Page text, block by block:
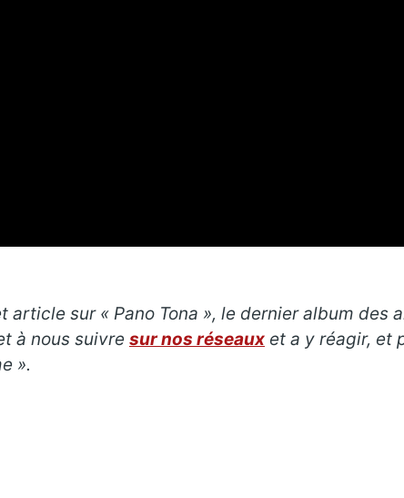
sur « Pano Tona », le dernier album des
à nous suivre sur nos réseaux et a y réagir, et
».